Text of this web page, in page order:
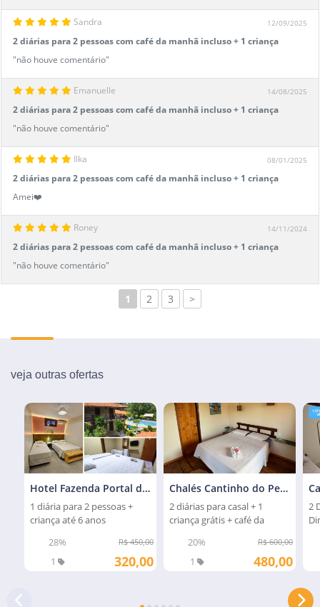
Sandra 12/09/2025
2 diárias para 2 pessoas com café da manhã incluso + 1 criança
até 7 anos
"não houve comentário"
Emanuelle 14/08/2025
2 diárias para 2 pessoas com café da manhã incluso + 1 criança
até 7 anos
"não houve comentário"
Ilka 08/01/2025
2 diárias para 2 pessoas com café da manhã incluso + 1 criança
até 7 anos
Amei❤️
Roney 14/11/2024
2 diárias para 2 pessoas com café da manhã incluso + 1 criança
até 7 anos
"não houve comentário"
1 2 3 >
veja outras ofertas
Hotel Fazenda Portal da Amazônia
1 diária para 2 pessoas +
criança até 6 anos
28%
R$ 450,00
1 320,00
Chalés Cantinho do Pescador
2 diárias para casal + 1
criança grátis + café da
20% R$ 600,00
1 480,00
2